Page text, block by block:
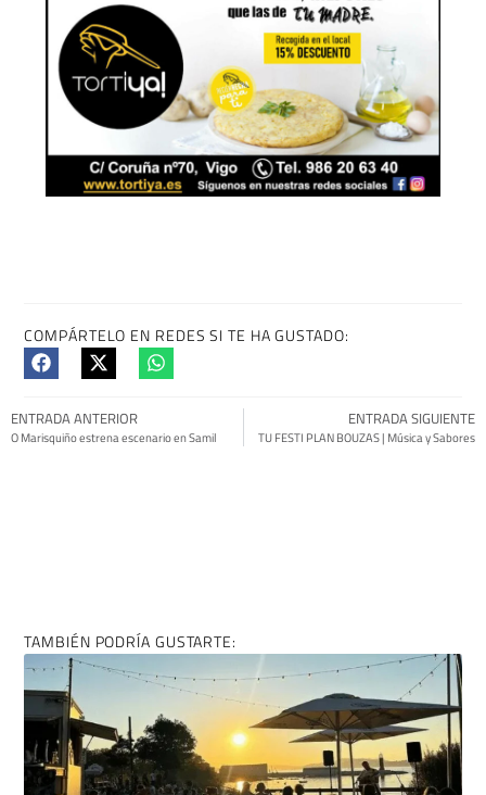
COMPÁRTELO EN REDES SI TE HA GUSTADO:
ENTRADA ANTERIOR
O Marisquiño estrena escenario en Samil
ENTRADA SIGUIENTE
TU FESTI PLAN BOUZAS | Música y Sabores
TAMBIÉN PODRÍA GUSTARTE: